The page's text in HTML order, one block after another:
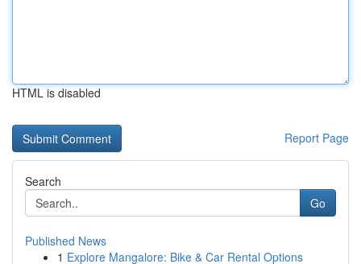
HTML is disabled
Report Page
Search
Go
Published News
1 Explore Mangalore: Bike & Car Rental Options